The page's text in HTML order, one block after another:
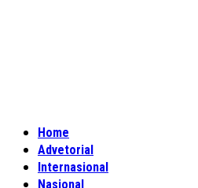
Home
Advetorial
Internasional
Nasional